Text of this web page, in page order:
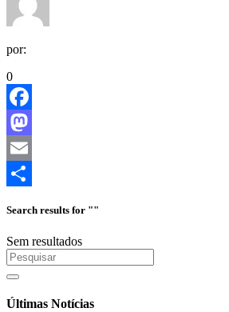
por:
0
Facebook
Mastodon
Email
Search results for ""
Sem resultados
Últimas Notícias